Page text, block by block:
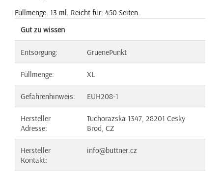
Füllmenge: 13 ml. Reicht für: 450 Seiten.
Gut zu wissen
Entsorgung: GruenePunkt
Füllmenge: XL
Gefahrenhinweis: EUH208-1
Hersteller
Adresse:
Tuchorazska 1347, 28201 Cesky
Brod, CZ
Hersteller
Kontakt:
info@buttner.cz